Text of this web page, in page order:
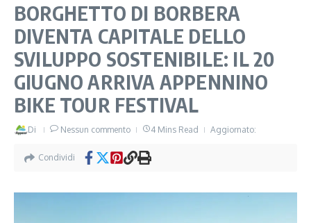
BORGHETTO DI BORBERA
DIVENTA CAPITALE DELLO
SVILUPPO SOSTENIBILE: IL 20
GIUGNO ARRIVA APPENNINO
BIKE TOUR FESTIVAL
Di Nessun commento 4 Mins Read Aggiornato:
Condividi